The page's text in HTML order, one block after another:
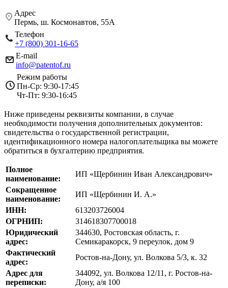
Адрес
Пермь, ш. Космонавтов, 55А
Телефон
+7 (800) 301-16-65
E-mail
info@patentof.ru
Режим работы
Пн-Ср: 9:30-17:45
Чт-Пт: 9:30-16:45
Ниже приведены реквизиты компании, в случае
необходимости получения дополнительных документов:
свидетельства о государственной регистрации,
идентификационного номера налогоплательщика вы можете
обратиться в бухгалтерию предприятия.
Полное
наименование:
ИП «Щербинин Иван Александрович»
Сокращенное
наименование:
ИП «Щербинин И. А.»
ИНН:
613203726004
ОГРНИП:
314618307700018
Юридический
адрес:
344630, Ростовская область, г.
Семикаракорск, 9 переулок, дом 9
Фактический
адрес:
Ростов-на-Дону, ул. Волкова 5/3, к. 32
Адрес для
переписки:
344092, ул. Волкова 12/11, г. Ростов-на-
Дону, а/я 100